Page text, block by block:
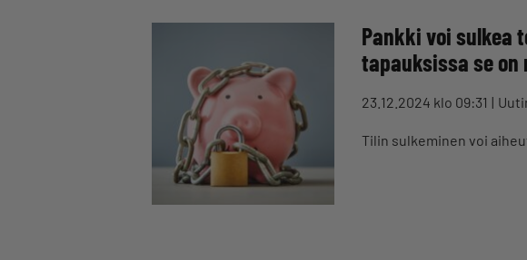
Pankki voi sulkea
tapauksissa se
23.12.2024 klo 09:31
Tilin sulkeminen voi